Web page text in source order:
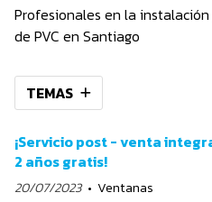
Profesionales en la
de PVC en Santiago
TEMAS
¡Servicio post - venta
2 años gratis!
20/07/2023 Ventanas